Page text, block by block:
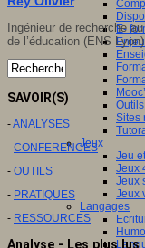
E-
Sites
Jeux
Jeu
Jeux
Jeux
Jeux
Langages
Ingénieur de recherche
de l’éducation (ENS Lyon)
SAVOIR(S)
-ANALYSES
- CONFERENCES
- OUTILS
- PRATIQUES
- RESSOURCES
Analyse - Les plus lus